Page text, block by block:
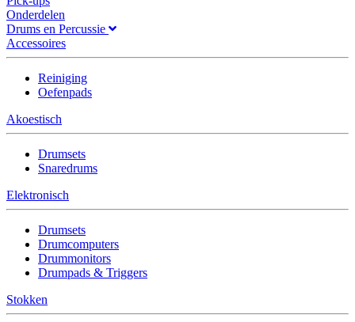
Onderdelen
Drums en Percussie
Accessoires
Reiniging
Oefenpads
Akoestisch
Drumsets
Snaredrums
Elektronisch
Drumsets
Drumcomputers
Drummonitors
Drumpads & Triggers
Stokken